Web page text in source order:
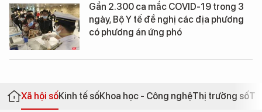
Gần 2.300 ca mắc COVID-19 trong 3
ngày, Bộ Y tế đề nghị các địa phương
có phương án ứng phó
Xã hội sốKinh tế sốKhoa học - Công nghệThị trường số